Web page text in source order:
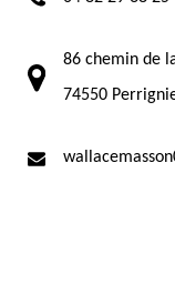
86 chemin de
74550